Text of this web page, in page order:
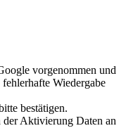
vorgenommen und
Wiedergabe
bestätigen.
der Aktivierung Daten an